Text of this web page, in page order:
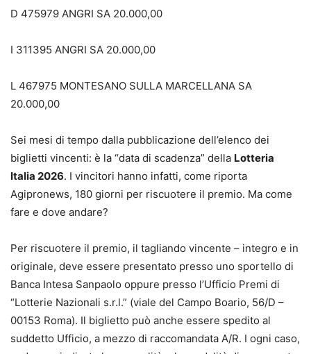
D 475979 ANGRI SA 20.000,00
I 311395 ANGRI SA 20.000,00
L 467975 MONTESANO SULLA MARCELLANA SA
20.000,00
Sei mesi di tempo dalla pubblicazione dell’elenco dei
biglietti vincenti: è la “data di scadenza” della Lotteria
Italia 2026. I vincitori hanno infatti, come riporta
Agipronews, 180 giorni per riscuotere il premio. Ma come
fare e dove andare?
Per riscuotere il premio, il tagliando vincente – integro e in
originale, deve essere presentato presso uno sportello di
Banca Intesa Sanpaolo oppure presso l’Ufficio Premi di
“Lotterie Nazionali s.r.l.” (viale del Campo Boario, 56/D –
00153 Roma). Il biglietto può anche essere spedito al
suddetto Ufficio, a mezzo di raccomandata A/R. I ogni caso,